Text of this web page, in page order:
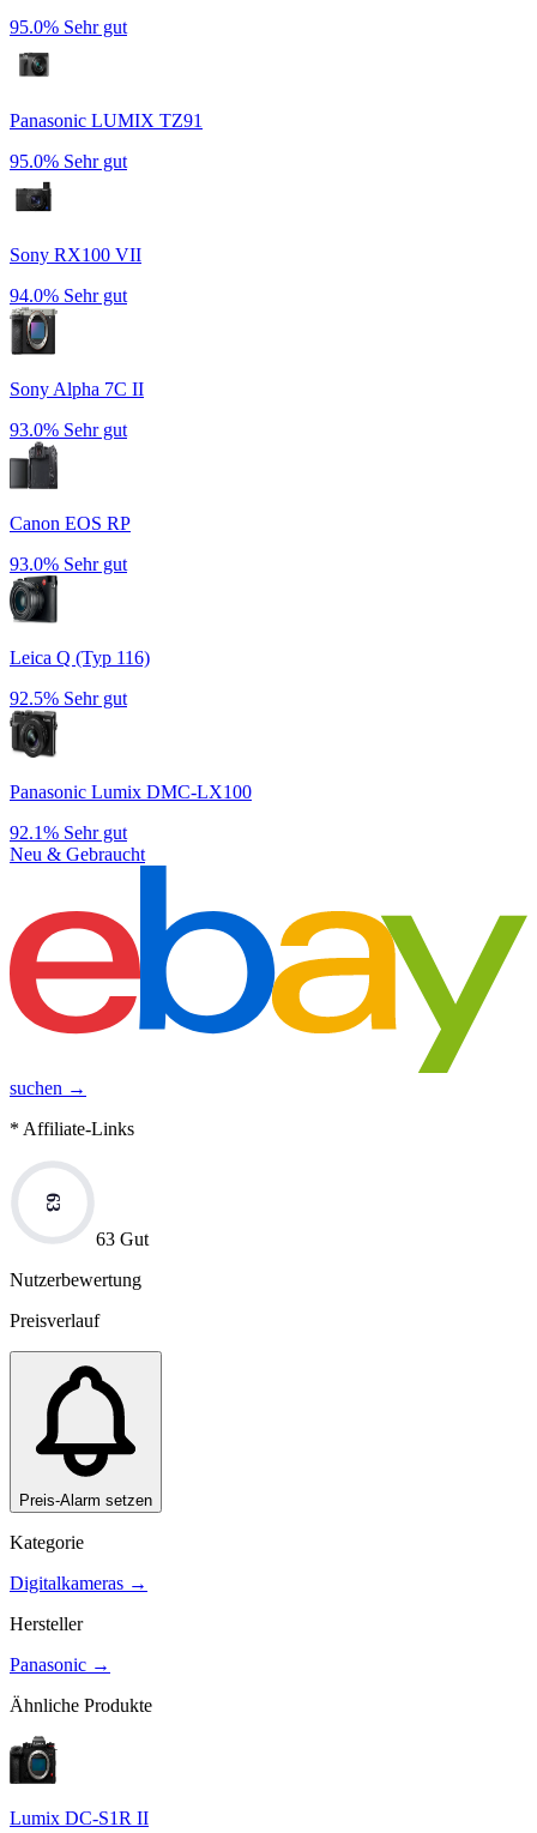
95.0% Sehr gut
Panasonic LUMIX TZ91
95.0% Sehr gut
Sony RX100 VII
94.0% Sehr gut
Sony Alpha 7C II
93.0% Sehr gut
Canon EOS RP
93.0% Sehr gut
Leica Q (Typ 116)
92.5% Sehr gut
Panasonic Lumix DMC-LX100
92.1% Sehr gut
Neu & Gebraucht
suchen →
* Affiliate-Links
63
63 Gut
Nutzerbewertung
Preisverlauf
Preis-Alarm setzen
Kategorie
Digitalkameras →
Hersteller
Panasonic →
Ähnliche Produkte
Lumix DC-S1R II